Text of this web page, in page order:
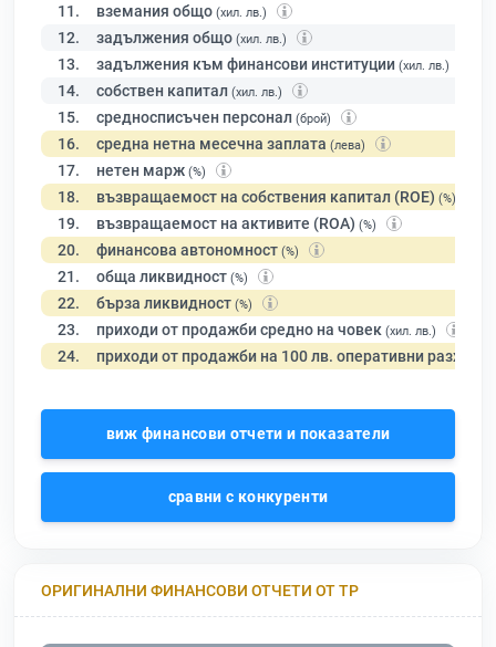
11. вземания общо (хил. лв.)
12. задължения общо (хил. лв.)
13. задължения към финансови институции (хил. лв.)
14. собствен капитал (хил. лв.)
15. средносписъчен персонал (брой)
16. средна нетна месечна заплата (лева)
17. нетен марж (%)
18. възвращаемост на собствения капитал (ROE) (%)
19. възвращаемост на активите (ROA) (%)
20. финансова автономност (%)
21. обща ликвидност (%)
22. бърза ликвидност (%)
23. приходи от продажби средно на човек (хил. лв.)
24. приходи от продажби на 100 лв. оперативни разходи
виж финансови отчети и показатели
сравни с конкуренти
ОРИГИНАЛНИ ФИНАНСОВИ ОТЧЕТИ ОТ ТР